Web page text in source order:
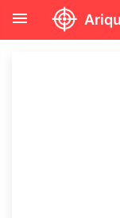
menu